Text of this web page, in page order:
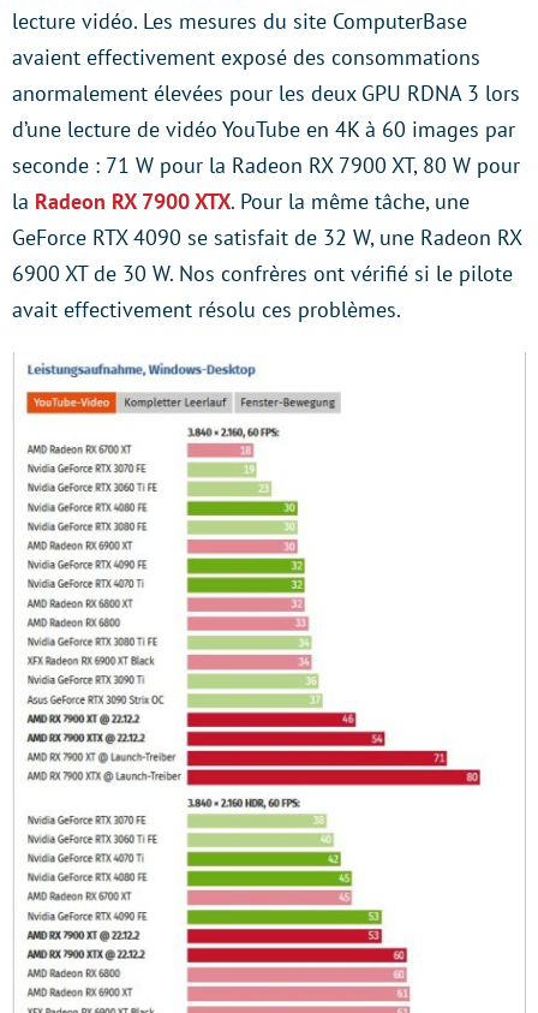
lecture vidéo. Les mesures du site ComputerBase
avaient effectivement exposé des consommations
anormalement élevées pour les deux GPU RDNA 3 lors
d’une lecture de vidéo YouTube en 4K à 60 images par
seconde : 71 W pour la Radeon RX 7900 XT, 80 W pour
la Radeon RX 7900 XTX. Pour la même tâche, une
GeForce RTX 4090 se satisfait de 32 W, une Radeon RX
6900 XT de 30 W. Nos confrères ont vérifié si le pilote
avait effectivement résolu ces problèmes.